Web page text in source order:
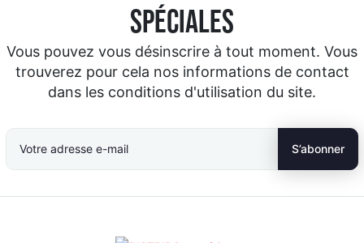
spéciales
Vous pouvez vous désinscrire à tout moment. Vous
trouverez pour cela nos informations de contact
dans les conditions d'utilisation du site.